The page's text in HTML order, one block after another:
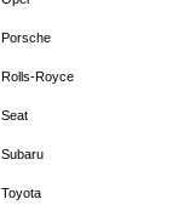
Porsche
Rolls-Royce
Seat
Subaru
Toyota